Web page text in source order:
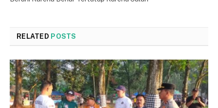
RELATED POSTS